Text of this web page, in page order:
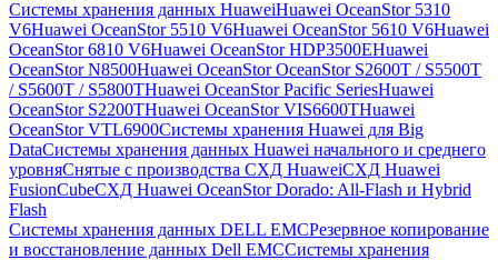
Системы хранения данных HuaweiHuawei OceanStor 5310
V6Huawei OceanStor 5510 V6Huawei OceanStor 5610 V6Huawei
OceanStor 6810 V6Huawei OceanStor HDP3500EHuawei
OceanStor N8500Huawei OceanStor OceanStor S2600T / S5500T
/ S5600T / S5800THuawei OceanStor Pacific SeriesHuawei
OceanStor S2200THuawei OceanStor VIS6600THuawei
OceanStor VTL6900Системы хранения Huawei для Big
DataСистемы хранения данных Huawei начального и среднего
уровняСнятые с производства СХД HuaweiСХД Huawei
FusionCubeСХД Huawei OceanStor Dorado: All-Flash и Hybrid
Flash
Системы хранения данных DELL EMCРезервное копирование
и восстановление данных Dell EMCСистемы хранения